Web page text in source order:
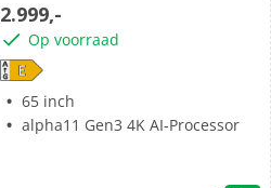
sterren.
1
beoordeling
2.999,-
Op voorraad
65 inch
alpha11 Gen3 4K AI-Processor